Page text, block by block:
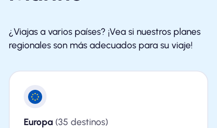
¿Viajas a varios países? ¡Vea si nuestros planes
regionales son más adecuados para su viaje!
Europa(35 destinos)